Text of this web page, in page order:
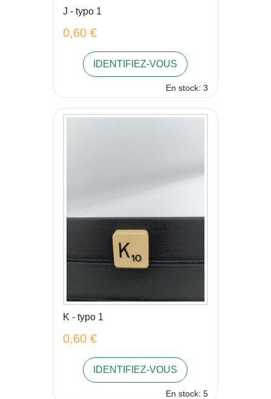
J - typo 1
0,60 €
IDENTIFIEZ-VOUS
En stock: 3
K - typo 1
0,60 €
IDENTIFIEZ-VOUS
En stock: 5